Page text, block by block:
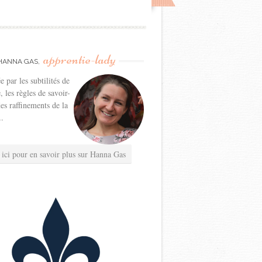
GAS, apprentie-lady
par les subtilités de
les règles de savoir-
raffinements de la
pour en savoir plus sur Hanna Gas